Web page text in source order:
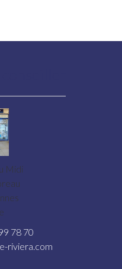
Midi
78 70
riviera.com